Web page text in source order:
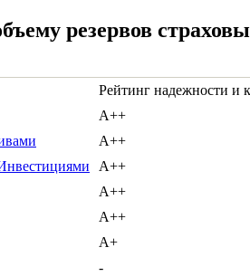
резервов
Рейтинг надежности и
А++
А++
А++
А++
А++
А+
-